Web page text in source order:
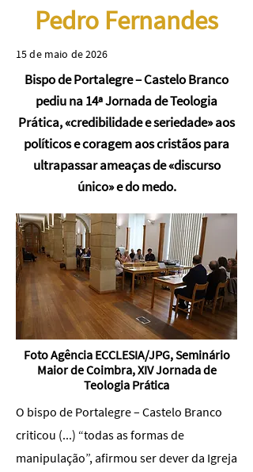
Pedro Fernandes
15 de maio de 2026
Bispo de Portalegre – Castelo Branco
pediu na 14ª Jornada de Teologia
Prática, «credibilidade e seriedade» aos
políticos e coragem aos cristãos para
ultrapassar ameaças de «discurso
único» e do medo.
Foto Agência ECCLESIA/JPG, Seminário
Maior de Coimbra, XIV Jornada de
Teologia Prática
O bispo de Portalegre – Castelo Branco
criticou (...) “todas as formas de
manipulação”, afirmou ser dever da Igreja